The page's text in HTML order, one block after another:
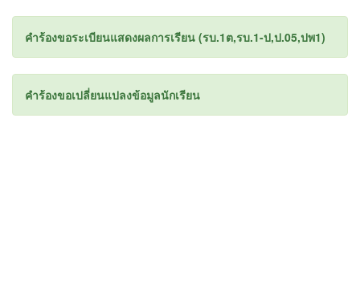
คำร้องขอระเบียนแสดงผลการเรียน (รบ.1ต,รบ.1-ป,ป.05,ปพ1)
คำร้องขอเปลี่ยนแปลงข้อมูลนักเรียน